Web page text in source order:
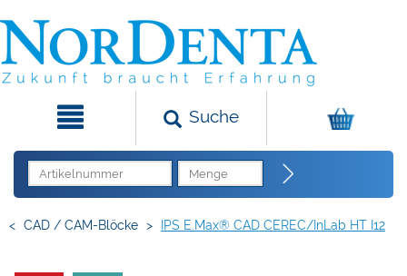
Suche
< CAD / CAM-Blöcke > IPS E.max® CAD CEREC/inLab HT I12